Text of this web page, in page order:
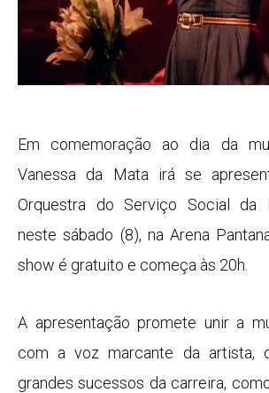
Em comemoração ao dia da
Vanessa da Mata irá se
Orquestra do Serviço Social da
neste sábado (8), na Arena
show é gratuito e começa às 20h.
A apresentação promete unir a
com a voz marcante da artista,
grandes sucessos da carreira,